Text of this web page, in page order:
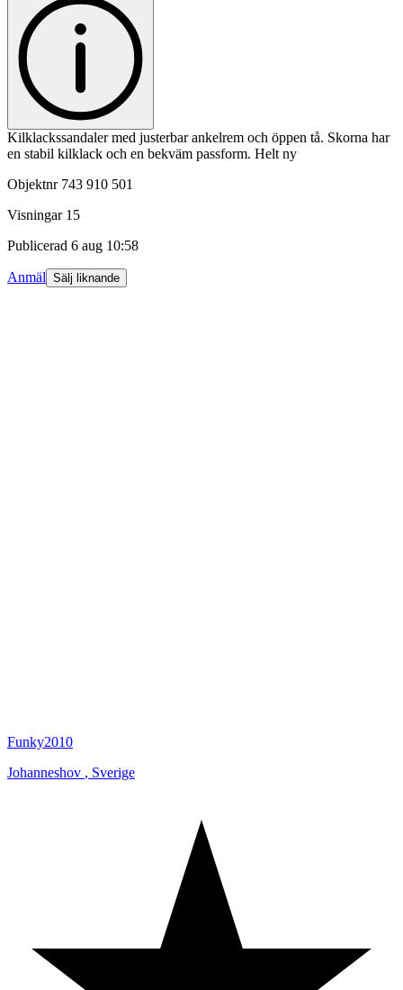
Kilklackssandaler med justerbar ankelrem och öppen tå. Skorna har
en stabil kilklack och en bekväm passform. Helt ny
Objektnr 743 910 501
Visningar 15
Publicerad 6 aug 10:58
Anmäl Sälj liknande
Funky2010
Johanneshov , Sverige